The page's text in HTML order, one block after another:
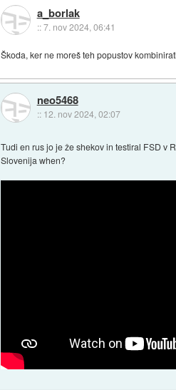
a_borlak
::7. nov 2024, 06:41
Škoda, ker ne moreš teh popustov
neo5468
:: 12. nov 2024, 02:07
Tudi en rus jo je že shekov in testiral FSD v
Slovenija when?